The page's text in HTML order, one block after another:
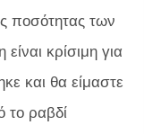
ποσότητας των
κρίσιμη για
και θα είμαστε
το ραβδί